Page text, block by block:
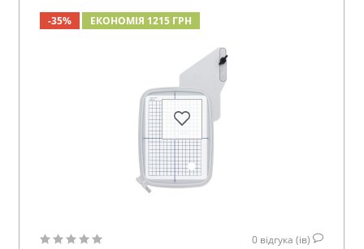
-35% ЕКОНОМІЯ 1215 ГРН
0 відгука (ів)